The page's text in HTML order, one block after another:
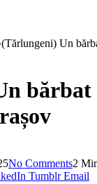
(Tărlungeni) Un
No Comments2
Tumblr Email